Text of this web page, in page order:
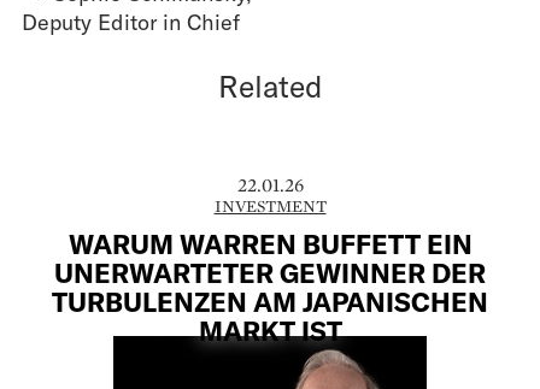
Deputy Editor in Chief
Related
22.01.26
INVESTMENT
WARUM WARREN BUFFETT EIN
UNERWARTETER GEWINNER DER
TURBULENZEN AM JAPANISCHEN
MARKT IST